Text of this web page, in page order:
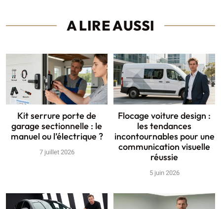
A LIRE AUSSI
Kit serrure porte de
garage sectionnelle : le
manuel ou l’électrique ?
7 juillet 2026
Flocage voiture design :
les tendances
incontournables pour une
communication visuelle
réussie
5 juin 2026